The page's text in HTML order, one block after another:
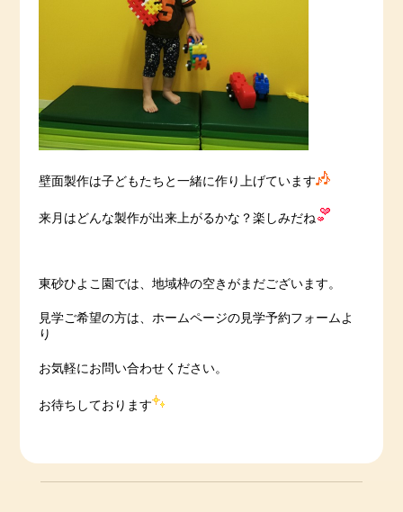
壁面製作は子どもたちと一緒に作り上げています
来月はどんな製作が出来上がるかな？楽しみだね
東砂ひよこ園では、地域枠の空きがまだございます。
見学ご希望の方は、ホームページの見学予約フォームよ
り
お気軽にお問い合わせください。
お待ちしております